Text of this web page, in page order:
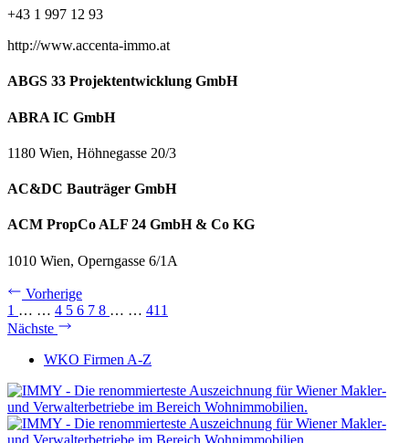
+43 1 997 12 93
http://www.accenta-immo.at
ABGS 33 Projektentwicklung GmbH
ABRA IC GmbH
1180 Wien, Höhnegasse 20/3
AC&DC Bauträger GmbH
ACM PropCo ALF 24 GmbH & Co KG
1010 Wien, Operngasse 6/1A
Vorherige
1 … … 4 5 6 7 8 … … 411
Nächste
WKO Firmen A-Z